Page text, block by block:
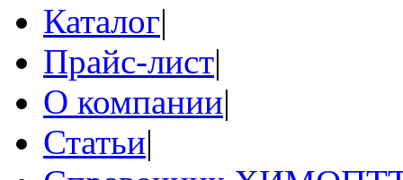
Каталог|
Прайс-лист|
О компании|
Статьи|